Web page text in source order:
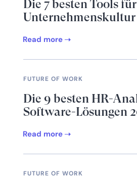
Die 7 besten Tools
Unternehmenskultur
Read more
FUTURE OF WORK
Die 9 besten HR-
Software-Lösungen
Read more
FUTURE OF WORK